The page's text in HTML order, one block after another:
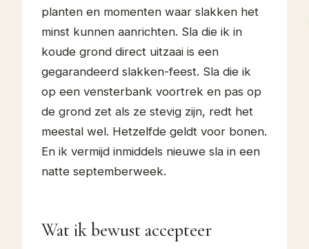
planten en momenten waar slakken het
minst kunnen aanrichten. Sla die ik in
koude grond direct uitzaai is een
gegarandeerd slakken-feest. Sla die ik
op een vensterbank voortrek en pas op
de grond zet als ze stevig zijn, redt het
meestal wel. Hetzelfde geldt voor bonen.
En ik vermijd inmiddels nieuwe sla in een
natte septemberweek.
Wat ik bewust accepteer